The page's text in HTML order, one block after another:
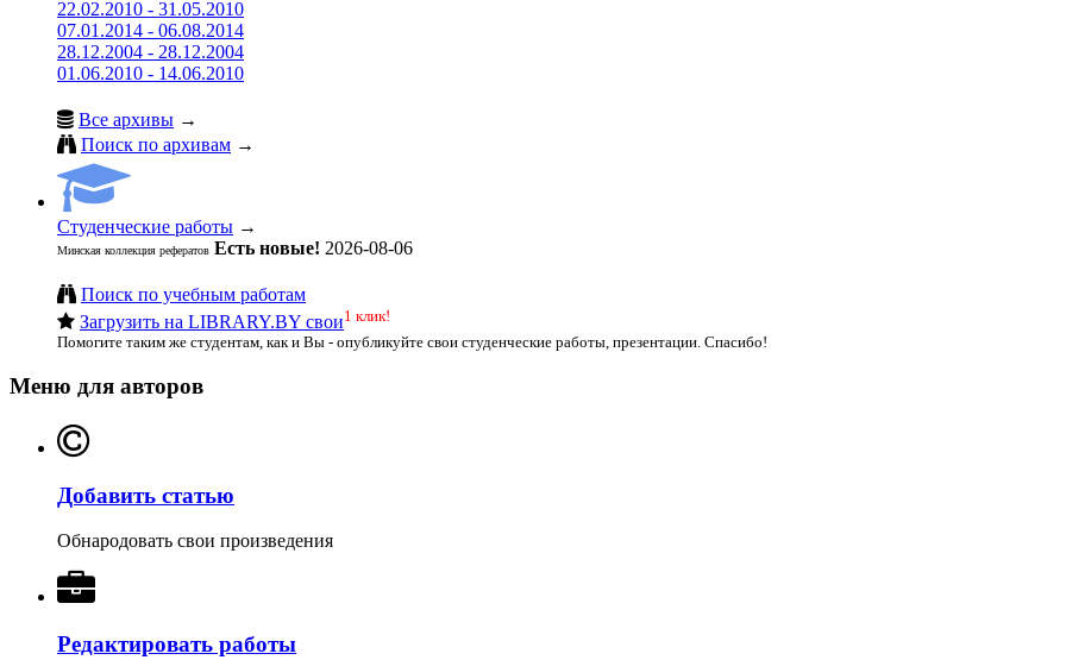
22.02.2010 - 31.05.2010
07.01.2014 - 06.08.2014
28.12.2004 - 28.12.2004
01.06.2010 - 14.06.2010
Все архивы →
Поиск по архивам →
Студенческие работы →
Минская коллекция рефератов Есть новые! 2026-08-06
Поиск по учебным работам
Загрузить на LIBRARY.BY свои1 клик!
Помогите таким же студентам, как и Вы - опубликуйте свои студенческие работы, презентации. Спасибо!
Меню для авторов
Добавить статью
Обнародовать свои произведения
Редактировать работы